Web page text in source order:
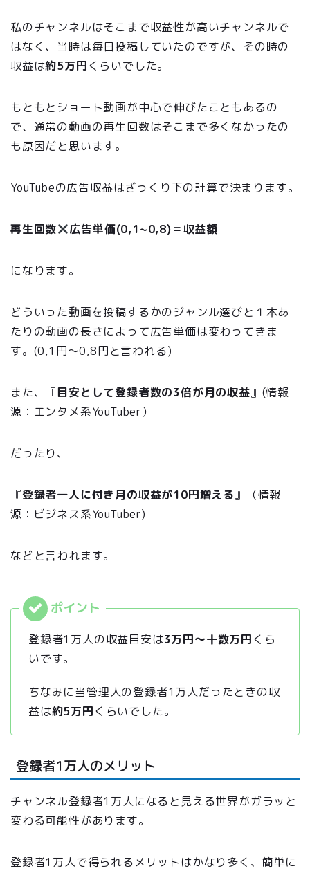
私のチャンネルはそこまで収益性が高いチャンネルで
はなく、当時は毎日投稿していたのですが、その時の
収益は約5万円くらいでした。
もともとショート動画が中心で伸びたこともあるの
で、通常の動画の再生回数はそこまで多くなかったの
も原因だと思います。
YouTubeの広告収益はざっくり下の計算で決まります。
再生回数 広告単価(0,1~0,8)＝収益額
になります。
どういった動画を投稿するかのジャンル選びと１本あ
たりの動画の長さによって広告単価は変わってきま
す。(0,1円〜0,8円と言われる)
また、『目安として登録者数の3倍が月の収益』(情報
源：エンタメ系YouTuber）
だったり、
『登録者一人に付き月の収益が10円増える』（情報
源：ビジネス系YouTuber)
などと言われます。
登録者1万人の収益目安は3万円〜十数万円くら
いです。
ちなみに当管理人の登録者1万人だったときの収
益は約5万円くらいでした。
登録者1万人のメリット
チャンネル登録者1万人になると見える世界がガラッと
変わる可能性があります。
登録者1万人で得られるメリットはかなり多く、簡単に